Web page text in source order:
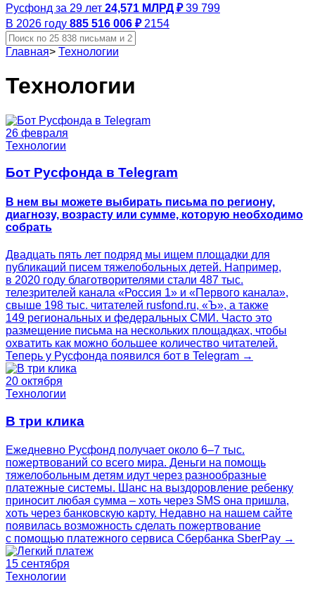
Русфонд за 29 лет 24,571 МЛРД ₽ 39 799
В 2026 году 885 516 006 ₽ 2154
Главная> Технологии
Технологии
26 февраля
Технологии
Бот Русфонда в Telegram
В нем вы можете выбирать письма по региону,
диагнозу, возрасту или сумме, которую необходимо
собрать
Двадцать пять лет подряд мы ищем площадки для
публикаций писем тяжелобольных детей. Например,
в 2020 году благотворителями стали 487 тыс.
телезрителей канала «Россия 1» и «Первого канала»,
свыше 198 тыс. читателей rusfond.ru, «Ъ», а также
149 региональных и федеральных СМИ. Часто это
размещение письма на нескольких площадках, чтобы
охватить как можно большее количество читателей.
Теперь у Русфонда появился бот в Telegram →
20 октября
Технологии
В три клика
Ежедневно Русфонд получает около 6–7 тыс.
пожертвований со всего мира. Деньги на помощь
тяжелобольным детям идут через разнообразные
платежные системы. Шанс на выздоровление ребенку
приносит любая сумма – хоть через SMS она пришла,
хоть через банковскую карту. Недавно на нашем сайте
появилась возможность сделать пожертвование
с помощью платежного сервиса Cбербанка SberPay →
15 сентября
Технологии